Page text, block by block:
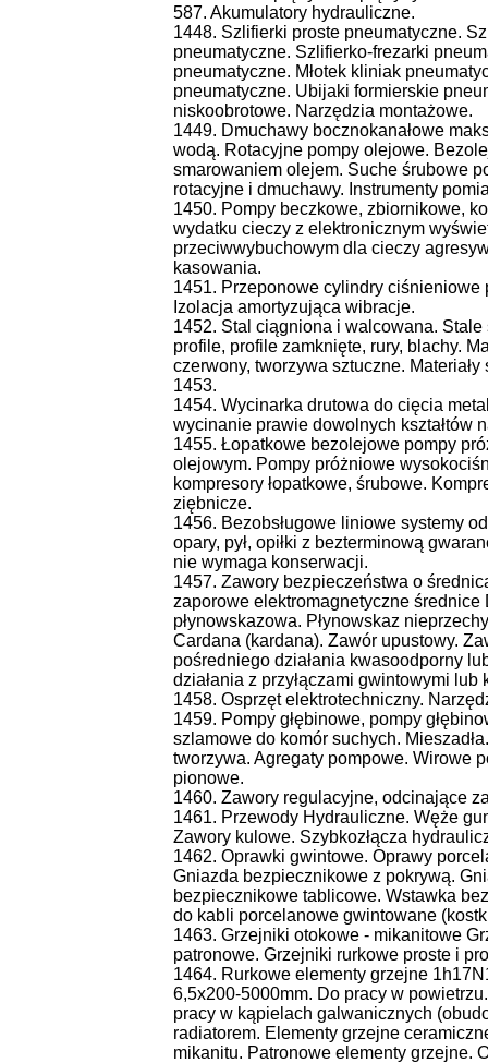
587. Akumulatory hydrauliczne.
1448. Szlifierki proste pneumatyczne.
pneumatyczne. Szlifierko-frezarki
pneumatyczne. Młotek kliniak
pneumatyczne. Ubijaki formierskie
niskoobrotowe. Narzędzia montażowe.
1449. Dmuchawy bocznokanałowe
wodą. Rotacyjne pompy olejowe.
smarowaniem olejem. Suche śrubowe
rotacyjne i dmuchawy. Instrumenty
1450. Pompy beczkowe, zbiornikowe,
wydatku cieczy z elektronicznym
przeciwwybuchowym dla cieczy
kasowania.
1451. Przeponowe cylindry
Izolacja amortyzująca wibracje.
1452. Stal ciągniona i walcowana. Stale
profile, profile zamknięte, rury, blachy.
czerwony, tworzywa sztuczne. Materiały
1453.
1454. Wycinarka drutowa do cięcia
wycinanie prawie dowolnych kształtów
1455. Łopatkowe bezolejowe pompy
olejowym. Pompy próżniowe
kompresory łopatkowe, śrubowe.
ziębnicze.
1456. Bezobsługowe liniowe systemy
opary, pył, opiłki z bezterminową
nie wymaga konserwacji.
1457. Zawory bezpieczeństwa o
zaporowe elektromagnetyczne
płynowskazowa. Płynowskaz
Cardana (kardana). Zawór upustowy.
pośredniego działania kwasoodporny
działania z przyłączami gwintowymi lub
1458. Osprzęt elektrotechniczny.
1459. Pompy głębinowe, pompy
szlamowe do komór suchych.
tworzywa. Agregaty pompowe. Wirowe
pionowe.
1460. Zawory regulacyjne, odcinające
1461. Przewody Hydrauliczne. Węże
Zawory kulowe. Szybkozłącza
1462. Oprawki gwintowe. Oprawy
Gniazda bezpiecznikowe z pokrywą.
bezpiecznikowe tablicowe. Wstawka
do kabli porcelanowe gwintowane
1463. Grzejniki otokowe - mikanitowe
patronowe. Grzejniki rurkowe proste i
1464. Rurkowe elementy grzejne
6,5x200-5000mm. Do pracy w
pracy w kąpielach galwanicznych
radiatorem. Elementy grzejne
mikanitu. Patronowe elementy grzejne.